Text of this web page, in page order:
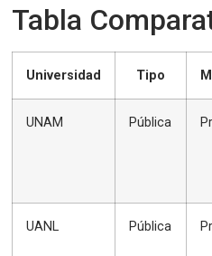
Tabla
Universidad Tipo
UNAM Pública
UANL Pública